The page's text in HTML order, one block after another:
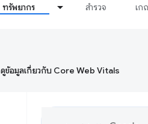
ทรัพยากร สำรวจ เก
ดูข้อมูลเกี่ยวกับ Core Web Vitals